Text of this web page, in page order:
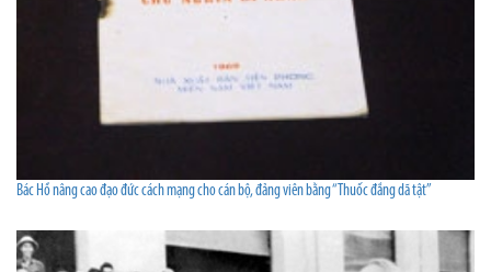
Bác Hồ nâng cao đạo đức cách mạng cho cán bộ, đảng viên bằng “Thuốc đắng dã tật”